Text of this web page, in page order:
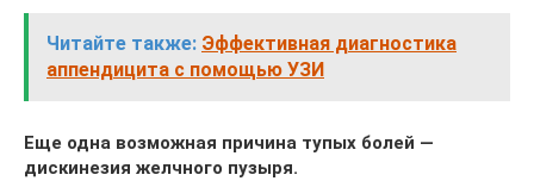
Читайте также: Эффективная диагностика
аппендицита с помощью УЗИ
Еще одна возможная причина тупых болей —
дискинезия желчного пузыря.